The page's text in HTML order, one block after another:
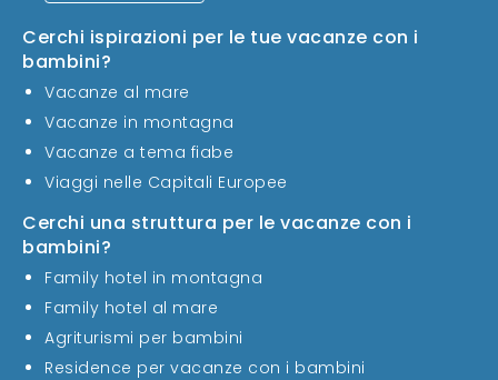
Cerchi ispirazioni per le tue vacanze con i
bambini?
Vacanze al mare
Vacanze in montagna
Vacanze a tema fiabe
Viaggi nelle Capitali Europee
Cerchi una struttura per le vacanze con i
bambini?
Family hotel in montagna
Family hotel al mare
Agriturismi per bambini
Residence per vacanze con i bambini